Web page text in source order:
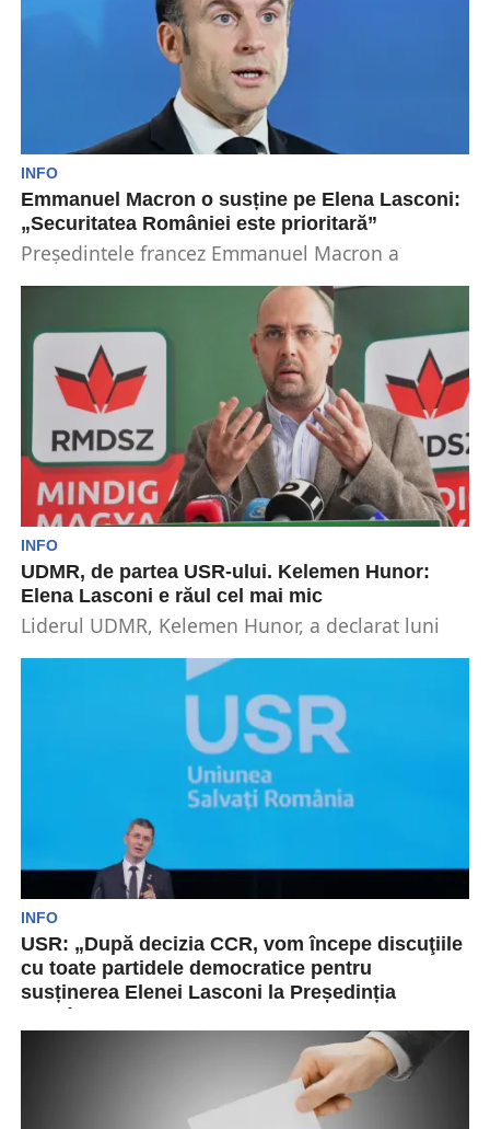
INFO
Emmanuel Macron o susține pe Elena Lasconi:
„Securitatea României este prioritară”
Președintele francez Emmanuel Macron a
INFO
UDMR, de partea USR-ului. Kelemen Hunor:
Elena Lasconi e răul cel mai mic
Liderul UDMR, Kelemen Hunor, a declarat luni
INFO
USR: „După decizia CCR, vom începe discuţiile
cu toate partidele democratice pentru
susținerea Elenei Lasconi la Președinția
Prim-vicepreşedintele USR Dominic Fritz a
declarat, luni, că, după validarea primului tur al
alegerilor prezidenţiale de...